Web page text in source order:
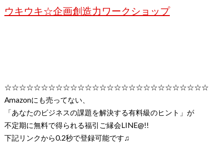
ウキウキ☆企画創造力ワークショップ
☆☆☆☆☆☆☆☆☆☆☆☆☆☆☆☆☆☆☆☆☆☆☆☆☆☆☆☆
Amazonにも売ってない、
「あなたのビジネスの課題を解決する有料級のヒント」が
不定期に無料で得られる福引ご縁会LINE@!!
下記リンクから0.2秒で登録可能です♫